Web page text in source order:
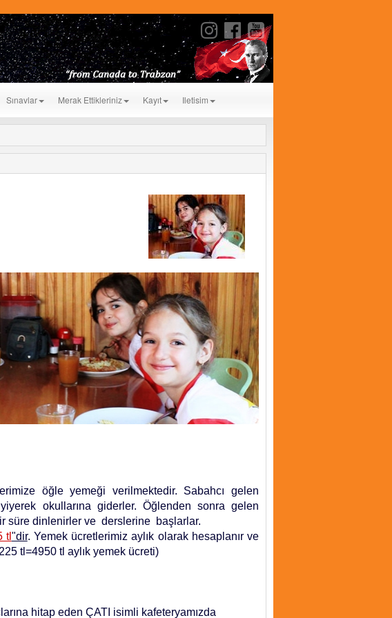
Sınavlar Merak Ettikleriniz Kayıt Iletisim
öğle yemeği verilmektedir. Sabahcı gelen
okullarına giderler. Öğlenden sonra gelen
süre dinlenirler ve derslerine başlarlar.
tl"dir. Yemek ücretlerimiz aylık olarak hesaplanır ve
tl=4950 tl aylık yemek ücreti)
hitap eden ÇATI isimli kafeteryamızda